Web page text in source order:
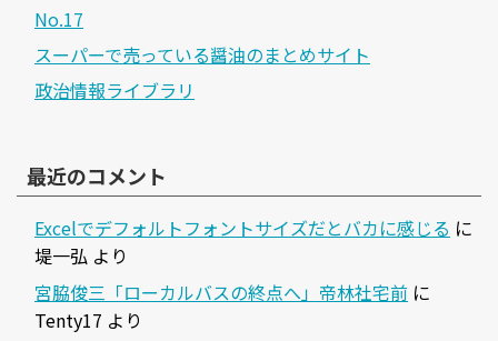
No.17
スーパーで売っている醤油のまとめサイト
政治情報ライブラリ
最近のコメント
Excelでデフォルトフォントサイズだとバカに感じる に
堤一弘 より
宮脇俊三「ローカルバスの終点へ」帝林社宅前 に
Tenty17 より